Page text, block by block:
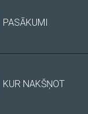
PASĀKUMI
KUR NAKŠŅOT